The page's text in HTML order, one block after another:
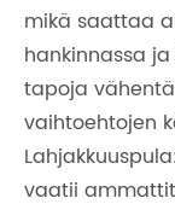
mikä saattaa
hankinnassa
tapoja
vaihtoehtojen
vaatii